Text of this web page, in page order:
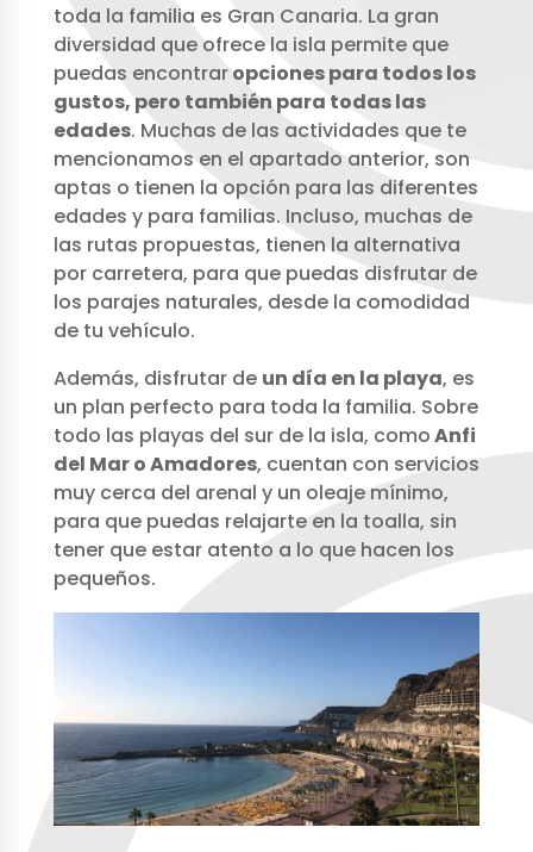
toda la familia es Gran Canaria. La gran
diversidad que ofrece la isla permite que
puedas encontraropciones para todos los
gustos, pero también para todas las
edades. Muchas de las actividades que te
mencionamos en el apartado anterior, son
aptas o tienen la opción para las diferentes
edades y para familias. Incluso, muchas de
las rutas propuestas, tienen la alternativa
por carretera, para que puedas disfrutar de
los parajes naturales, desde la comodidad
de tu vehículo.
Además, disfrutar de un día en la playa, es
un plan perfecto para toda la familia. Sobre
todo las playas del sur de la isla, comoAnfi
del Mar o Amadores, cuentan con servicios
muy cerca del arenal y un oleaje mínimo,
para que puedas relajarte en la toalla, sin
tener que estar atento a lo que hacen los
pequeños.